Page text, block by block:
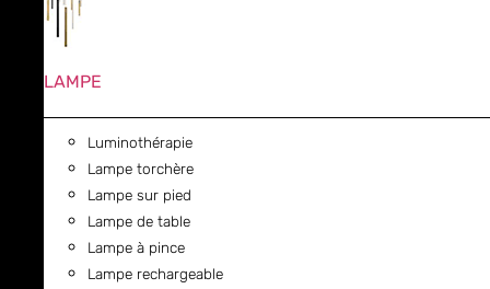
LAMPE
Luminothérapie
Lampe torchère
Lampe sur pied
Lampe de table
Lampe à pince
Lampe rechargeable